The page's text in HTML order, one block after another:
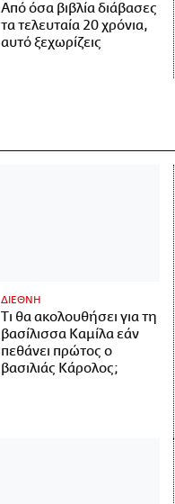
Από όσα βιβλία διάβασες
τα τελευταία 20 χρόνια,
αυτό ξεχωρίζεις
ΔΙΕΘΝΗ
Τι θα ακολουθήσει για τη
βασίλισσα Καμίλα εάν
πεθάνει πρώτος ο
βασιλιάς Κάρολος;